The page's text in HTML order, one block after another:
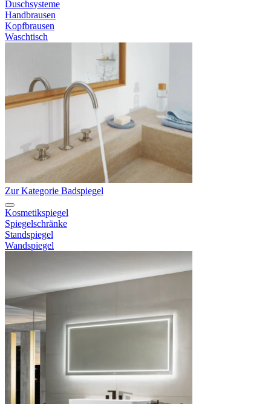
Duschsysteme
Handbrausen
Kopfbrausen
Waschtisch
Zur Kategorie Badspiegel
Kosmetikspiegel
Spiegelschränke
Standspiegel
Wandspiegel